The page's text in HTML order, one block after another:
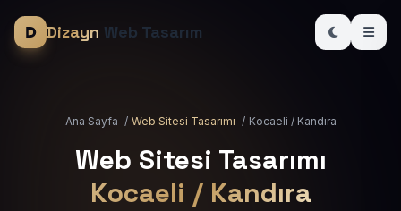
Dizayn Web Tasarım
Ana Sayfa / Web Sitesi Tasarımı / Kocaeli / Kandıra
Web Sitesi Tasarımı
Kocaeli / Kandıra